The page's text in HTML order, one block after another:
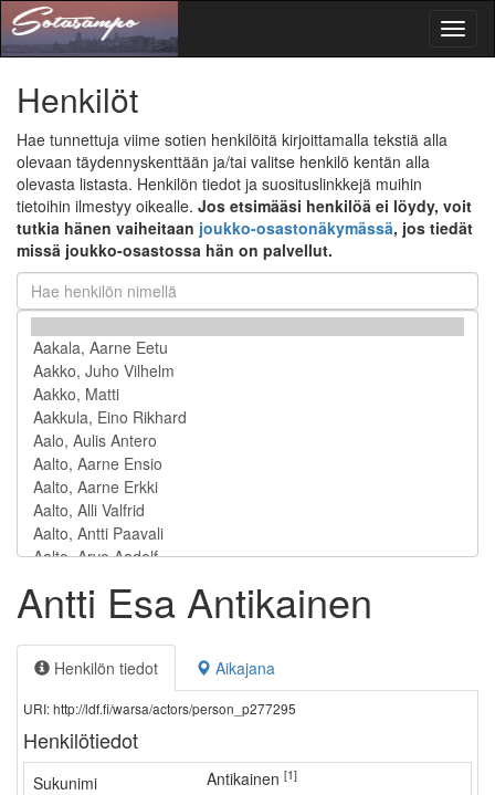
Henkilöt
Hae tunnettuja viime sotien henkilöitä kirjoittamalla tekstiä alla
olevaan täydennyskenttään ja/tai valitse henkilö kentän alla
olevasta listasta. Henkilön tiedot ja suosituslinkkejä muihin
tietoihin ilmestyy oikealle. Jos etsimääsi henkilöä ei löydy, voit
tutkia hänen vaiheitaan joukko-osastonäkymässä, jos tiedät
missä joukko-osastossa hän on palvellut.
Antti Esa Antikainen
Henkilön tiedot Aikajana
URI: http://ldf.fi/warsa/actors/person_p277295
Henkilötiedot
Sukunimi Antikainen [1]